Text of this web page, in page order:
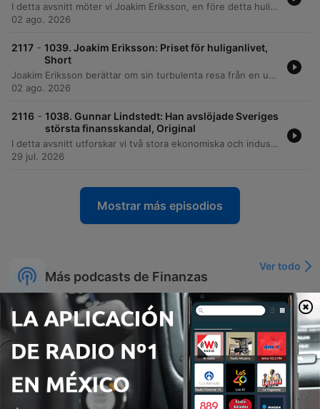
I detta avsnitt möter vi Joakim Eriksson, en före detta huliganledare för Djurgårdens IF, som delar med sig av sin turbulenta livshistoria. Från en uppväxt präglad av brist på manliga förebilder och tidig kriminalitet, till att bli en central figur i den våldsamma supporterkulturen under 90-talet, beskriver han hur behovet av bekräftelse drev honom in i ett liv av vapen, knivslagsmål och gängkriminalitet. Berättelsen fortsätter genom en djup personlig kris där ett dubbelliv som ledare i DFG gradvis ersattes av missbruk, psykos och hemlöshet. Joakim reflekterar över sin resa från destruktiva flyktbeteenden till att finna stabilitet i nykterhet, och belyser hur traumatiska upplevelser av skam formade hans identitet.
02 ago. 2026
2117 - 1039. Joakim Eriksson: Priset för huliganlivet,
Short
Joakim Eriksson berättar om sin turbulenta resa från en uppväxt i Rissne präglad av sökandet efter förebilder till sin tid som ledare för huliganlaget DFG. Han delar med sig av de mörka åren med våld, gängkriminalitet, drogberoende och psykoser, vilket ledde till hemlöshet och självmordsförsök. Efter en period av djup kris reflekterar Joakim över behovet av manliga förebilder och de emotionella konsekvenserna av sitt förflutna. Han avslutar med att berätta om sin väg mot återhämtning och hur han idag lever ett nyktert liv.
02 ago. 2026
2116 - 1038. Gunnar Lindstedt: Han avslöjade Sveriges
största finansskandal, Original
I detta avsnitt utforskar vi två stora ekonomiska och industriella skandaler. Först går vi bakom kulisserna i Trustor-härvan med journalisten Gunnar Lindstedt, som avslöjar hur Lord Moyns affärer och användandet av bolagets medel för privata vinster doldes genom offshore-konton och bristande revisorskontroll. Därefter granskar vi Northvolts utmaningar, från de stora ambitionerna och beroendet av kinesisk teknik till de ekonomiska svårigheterna, arbetsmiljöfrågor och den politiska komplexiteten kring offentliga investeringar. Avsnittet avslutas med en diskussion om framtidens energibehov kopplat till AI och datahallar.
29 jul. 2026
Mostrar más episodios
Más podcasts de Finanzas
Ver todo